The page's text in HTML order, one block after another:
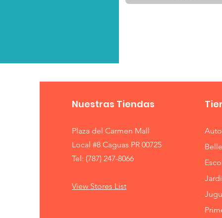
Nuestras Tiendas
Plaza del Carmen Mall
Local #8 Caguas PR 00725
Tel: (787) 247-8066
View Stores List